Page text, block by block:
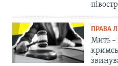
ПРАВА
Мить –